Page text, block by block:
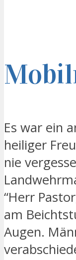
Es war ein
heiliger
nie
“Herr
am
Augen.